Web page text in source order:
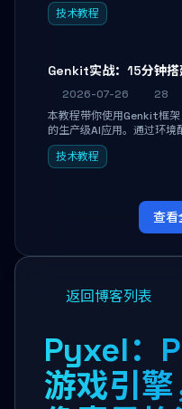
能。
技术教程
Genkit实战：15分钟搭
2026-07-26
28
本教程带你使用Genkit框
的生产级AI应用。通过环
南，学完即可掌握多模型
独立开发高效AI智能体。
技术教程
查看
返回博客列表
Pyxel：
游戏引